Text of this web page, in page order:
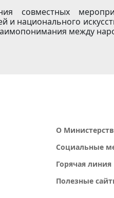
совместных
и национального
между
О
Социальные
Горячая линия
Полезные